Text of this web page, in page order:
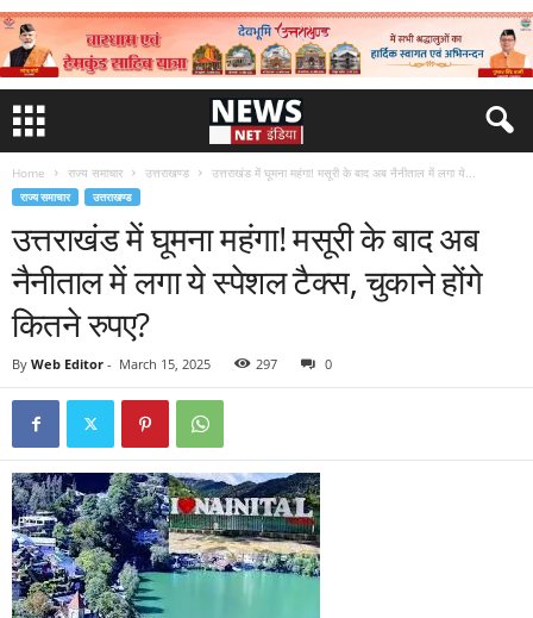
Home राज्य समाचार उत्तराखण्ड उत्तराखंड में घूमना महंगा! मसूरी के बाद अब नैनीताल में लगा ये...
राज्य समाचार उत्तराखण्ड
उत्तराखंड में घूमना महंगा! मसूरी के बाद अब
नैनीताल में लगा ये स्पेशल टैक्स, चुकाने होंगे
कितने रुपए?
By Web Editor - March 15, 2025 297 0